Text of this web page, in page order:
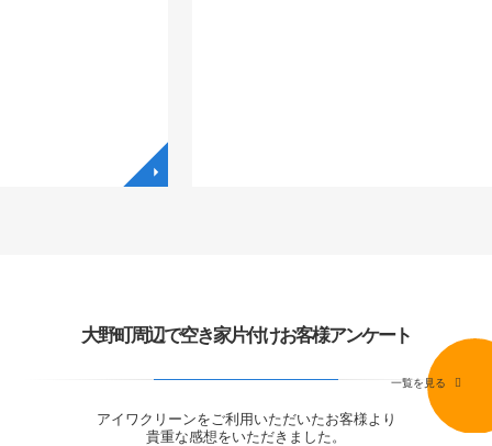
大野町周辺で空き家片付けお客様アンケート
アイワクリーンをご利用いただいたお客様より
貴重な感想をいただきました。
一覧を見る